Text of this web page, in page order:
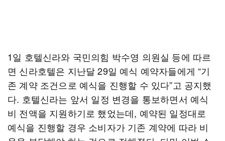
1일 호텔신라와 국민의힘 박수영 의원실 등에 따르
면 신라호텔은 지난달 29일 예식 예약자들에게 “기
존 계약 조건으로 예식을 진행할 수 있다”고 공지했
다. 호텔신라는 앞서 일정 변경을 통보하면서 예식
비 전액을 지원하기로 했었는데, 예약된 일정대로
예식을 진행할 경우 소비자가 기존 계약에 따라 비